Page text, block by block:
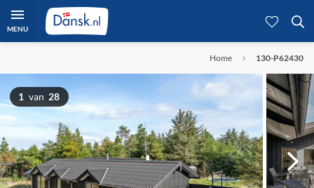
MENU
Home 130-P62430
1 van 28